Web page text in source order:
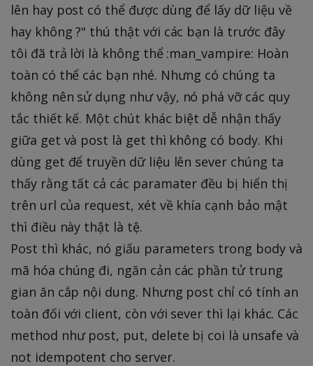
lên hay post có thể được dùng để lấy dữ liệu về
hay không ?" thú thật với các bạn là trước đây
tôi đã trả lời là không thể :man_vampire: Hoàn
toàn có thể các bạn nhé. Nhưng có chúng ta
không nên sử dụng như vậy, nó phá vỡ các quy
tắc thiết kế. Một chút khác biệt dễ nhận thấy
giữa get và post là get thì không có body. Khi
dùng get để truyền dữ liệu lên sever chúng ta
thấy rằng tất cả các paramater đều bị hiển thị
trên url của request, xét về khía cạnh bảo mật
thì điều này thật là tệ.
Post thì khác, nó giấu parameters trong body và
mã hóa chúng đi, ngăn cản các phần tử trung
gian ăn cắp nội dung. Nhưng post chỉ có tính an
toàn đối với client, còn với sever thì lại khác. Các
method như post, put, delete bị coi là unsafe và
not idempotent cho server.